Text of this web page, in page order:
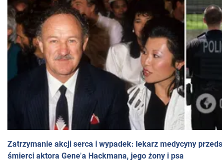
Zatrzymanie akcji serca i wypadek: lekarz medycyny
śmierci aktora Gene'a Hackmana, jego żony i psa